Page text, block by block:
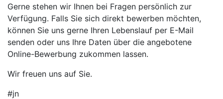
Gerne stehen wir Ihnen bei Fragen persönlich zur
Verfügung. Falls Sie sich direkt bewerben möchten,
können Sie uns gerne Ihren Lebenslauf per E-Mail
senden oder uns Ihre Daten über die angebotene
Online-Bewerbung zukommen lassen.
Wir freuen uns auf Sie.
#jn